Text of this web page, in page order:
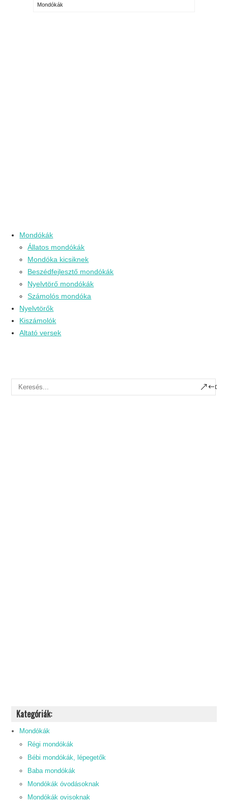
Mondókák
Mondókák
Állatos mondókák
Mondóka kicsiknek
Beszédfejlesztő mondókák
Nyelvtörő mondókák
Számolós mondóka
Nyelvtörők
Kiszámolók
Altató versek
Kategóriák:
Mondókák
Régi mondókák
Bébi mondókák, lépegetők
Baba mondókák
Mondókák óvodásoknak
Mondókák ovisoknak